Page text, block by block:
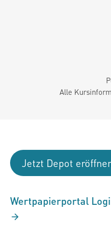
Alle
Jetzt Depot
Wertpapierportal